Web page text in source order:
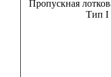
Пропускная
Тип I